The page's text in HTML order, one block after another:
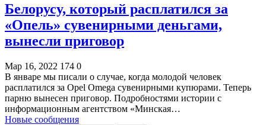
Белорусу, который расплатился за
«Опель» сувенирными деньгами,
вынесли приговор
Мар 16, 2022 174 0
В январе мы писали о случае, когда молодой человек
расплатился за Opel Omega сувенирными купюрами. Теперь
парню вынесен приговор. Подробностями истории с
информационным агентством «Минская…
Новые сообщения